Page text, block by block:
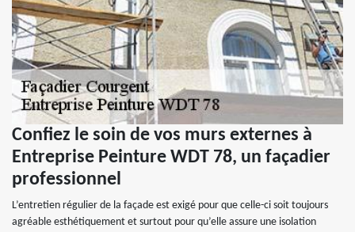
Confiez le soin de vos murs externes à
Entreprise Peinture WDT 78, un façadier
professionnel
L’entretien régulier de la façade est exigé pour que celle-ci soit toujours
agréable esthétiquement et surtout pour qu’elle assure une isolation